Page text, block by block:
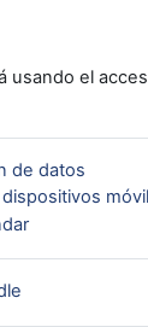
usando el
de datos